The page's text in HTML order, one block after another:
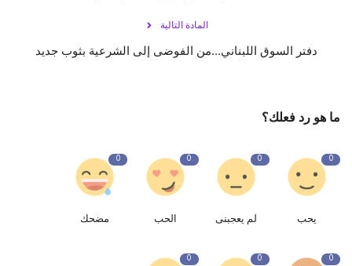
المادة التالية
دفتر السوق اللبناني...من الفوضى إلى الشرعية بثوب جديد
ما هو رد فعلك؟
0
يحب
0
لم يعجبنى
0
الحب
0
مضحك
0
0
0